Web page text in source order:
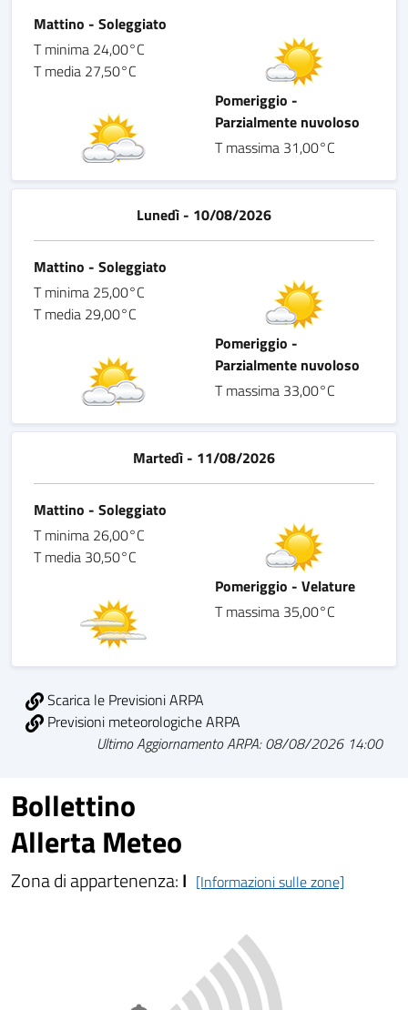
Mattino - Soleggiato
T minima 24,00°C
T media 27,50°C
Pomeriggio -
Parzialmente nuvoloso
T massima 31,00°C
Lunedì - 10/08/2026
Mattino - Soleggiato
T minima 25,00°C
T media 29,00°C
Pomeriggio -
Parzialmente nuvoloso
T massima 33,00°C
Martedì - 11/08/2026
Mattino - Soleggiato
T minima 26,00°C
T media 30,50°C
Pomeriggio - Velature
T massima 35,00°C
Scarica le Previsioni ARPA
Previsioni meteorologiche ARPA
Ultimo Aggiornamento ARPA: 08/08/2026 14:00
Bollettino
Allerta Meteo
Zona di appartenenza:I [Informazioni sulle zone]